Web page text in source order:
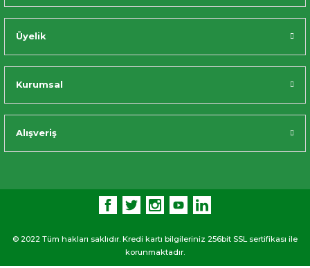
Üyelik
Kurumsal
Alışveriş
© 2022 Tüm hakları saklıdır. Kredi kartı bilgileriniz 256bit SSL sertifikası ile
korunmaktadır.